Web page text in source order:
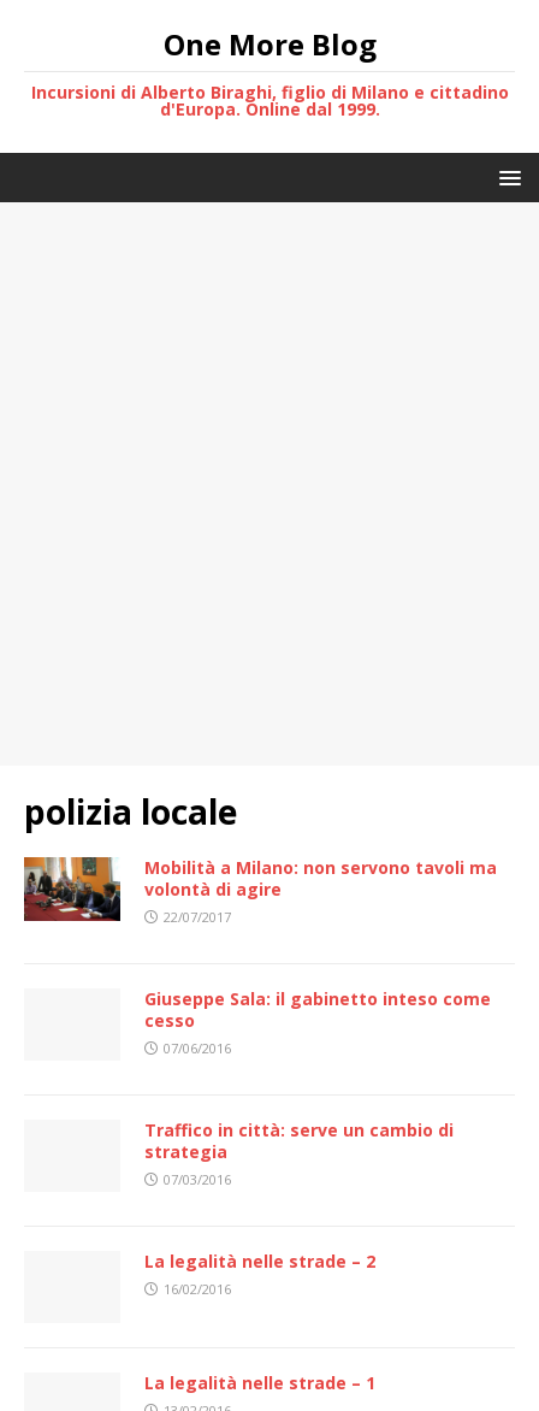
One More Blog
Incursioni di Alberto Biraghi, figlio di Milano e cittadino
d'Europa. Online dal 1999.
polizia locale
Mobilità a Milano: non servono tavoli ma
volontà di agire
22/07/2017
Giuseppe Sala: il gabinetto inteso come
cesso
07/06/2016
Traffico in città: serve un cambio di
strategia
07/03/2016
La legalità nelle strade – 2
16/02/2016
La legalità nelle strade – 1